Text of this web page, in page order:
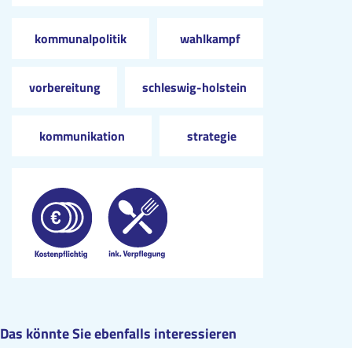
kommunalpolitik wahlkampf
vorbereitung schleswig-holstein
kommunikation strategie
Das könnte Sie ebenfalls interessieren